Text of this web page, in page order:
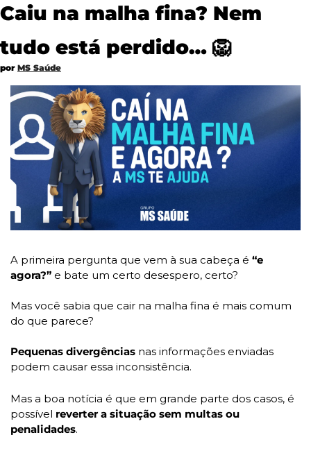
Caiu na malha fina? Nem
tudo está perdido… 🦁
por MS Saúde
A primeira pergunta que vem à sua cabeça é “e
agora?” e bate um certo desespero, certo?
Mas você sabia que cair na malha fina é mais comum
do que parece?
Pequenas divergências nas informações enviadas
podem causar essa inconsistência.
Mas a boa notícia é que em grande parte dos casos, é
possível reverter a situação sem multas ou
penalidades.